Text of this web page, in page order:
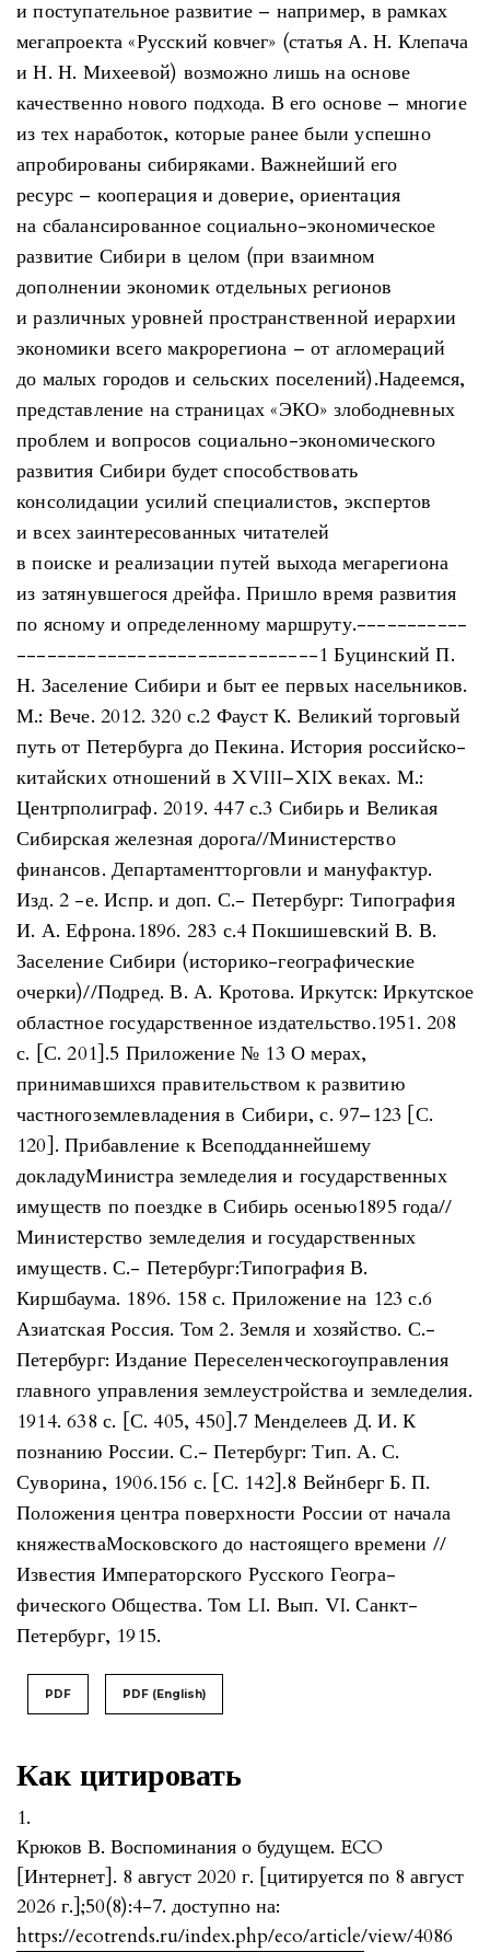
Как цитировать
1.
Крюков В. Воспоминания о будущем. ECO
[Интернет]. 8 август 2020 г. [цитируется по 8 август
2026 г.];50(8):4-7. доступно на:
https://ecotrends.ru/index.php/eco/article/view/4086
PDF PDF (English)